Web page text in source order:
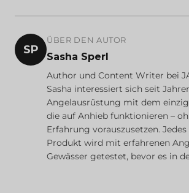
SP
ÜBER DEN AUTOR
Sasha Sperl
Author und Content Writer bei
Sasha interessiert sich seit
Angelausrüstung mit dem
die auf Anhieb funktionieren –
Erfahrung vorauszusetzen. Jedes
Produkt wird mit erfahrenen
Gewässer getestet, bevor es in